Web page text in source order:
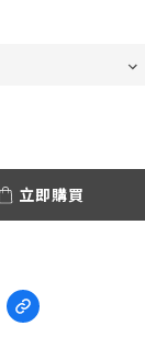
立即購買